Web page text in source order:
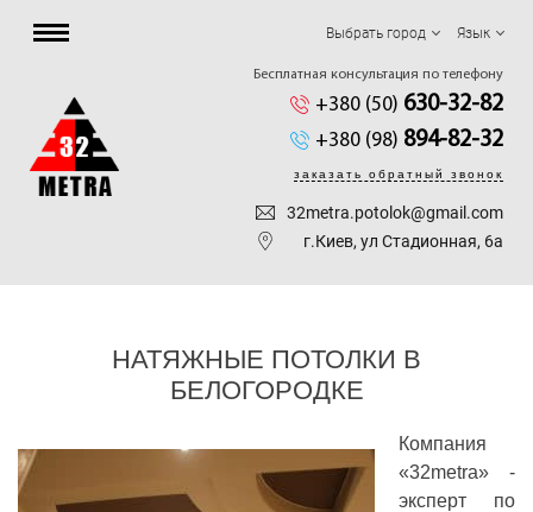
Выбрать город Язык
Бесплатная консультация по телефону
+380 (50) 630-32-82
+380 (98) 894-82-32
заказать обратный звонок
32metra.potolok@gmail.com
г.Киев, ул Стадионная, 6а
НАТЯЖНЫЕ ПОТОЛКИ В
БЕЛОГОРОДКЕ
Компания
«32metra» -
эксперт по